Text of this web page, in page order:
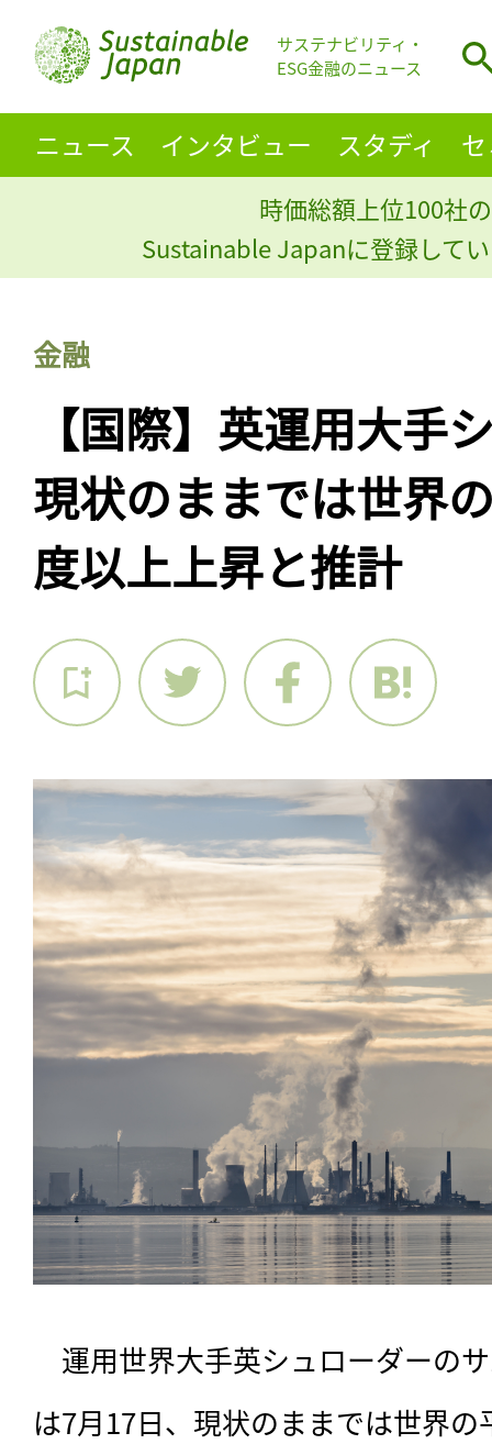
サステナビリティ・
ESG金融のニュース
ニュース インタビュー スタディ
時価総額上位100社
Sustainable Japanに登録して
金融
【国際】英運用大手
現状のままでは世界
度以上上昇と推計
運用世界大手英シュローダーの
は7月17日、現状のままでは世界